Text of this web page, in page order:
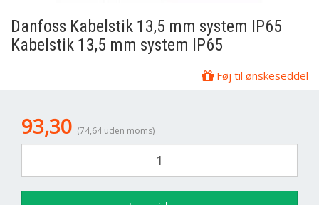
Danfoss Kabelstik 13,5 mm system IP65
Kabelstik 13,5 mm system IP65
Føj til ønskeseddel
93,30 (74,64 uden moms)